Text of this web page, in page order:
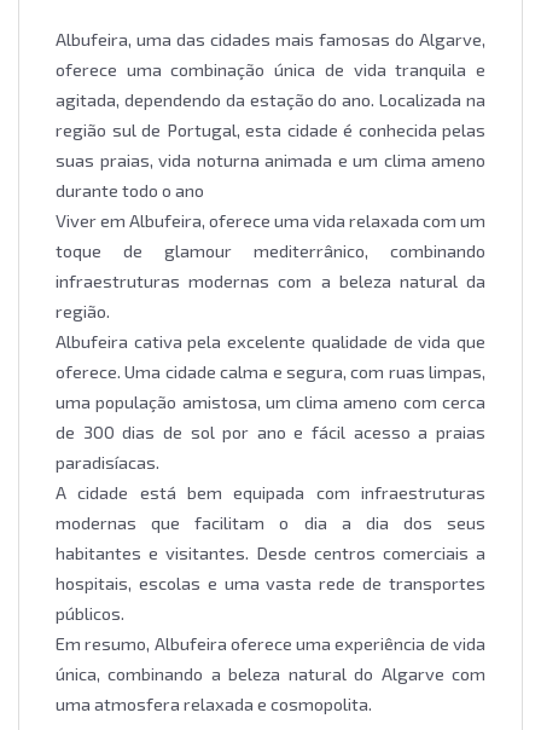
Albufeira, uma das cidades mais famosas do Algarve,
oferece uma combinação única de vida tranquila e
agitada, dependendo da estação do ano. Localizada na
região sul de Portugal, esta cidade é conhecida pelas
suas praias, vida noturna animada e um clima ameno
durante todo o ano
Viver em Albufeira, oferece uma vida relaxada com um
toque de glamour mediterrânico, combinando
infraestruturas modernas com a beleza natural da
região.
Albufeira cativa pela excelente qualidade de vida que
oferece. Uma cidade calma e segura, com ruas limpas,
uma população amistosa, um clima ameno com cerca
de 300 dias de sol por ano e fácil acesso a praias
paradisíacas.
A cidade está bem equipada com infraestruturas
modernas que facilitam o dia a dia dos seus
habitantes e visitantes. Desde centros comerciais a
hospitais, escolas e uma vasta rede de transportes
públicos.
Em resumo, Albufeira oferece uma experiência de vida
única, combinando a beleza natural do Algarve com
uma atmosfera relaxada e cosmopolita.